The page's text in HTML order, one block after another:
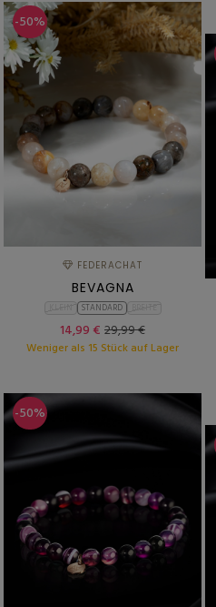
-50%
FEDERACHAT
BEVAGNA
STANDARD
14,99 € 29,99 €
Weniger als 15 Stück auf Lager
-50%